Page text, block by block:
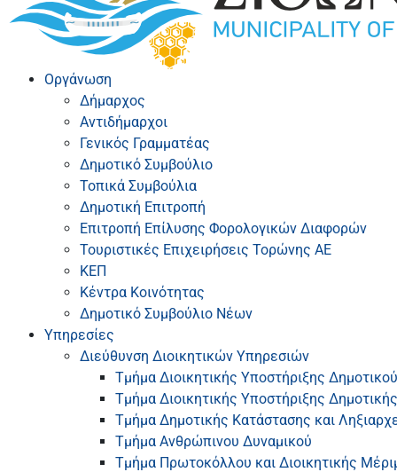
Οργάνωση
Δήμαρχος
Αντιδήμαρχοι
Γενικός Γραμματέας
Δημοτικό Συμβούλιο
Τοπικά Συμβούλια
Δημοτική Επιτροπή
Επιτροπή Επίλυσης Φορολογικών Διαφορών
Τουριστικές Επιχειρήσεις Τορώνης ΑΕ
ΚΕΠ
Κέντρα Κοινότητας
Δημοτικό Συμβούλιο Νέων
Υπηρεσίες
Διεύθυνση Διοικητικών Υπηρεσιών
Τμήμα Διοικητικής Υποστήριξης
Τμήμα Διοικητικής Υποστήριξης
Τμήμα Δημοτικής Κατάστασης και
Τμήμα Ανθρώπινου Δυναμικού
Τμήμα Πρωτοκόλλου και Διοικητικής